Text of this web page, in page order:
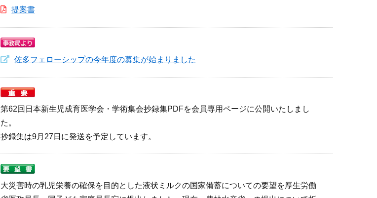
提案書
佐多フェローシップの今年度の募集が始まりました
第62回日本新生児成育医学会・学術集会抄録集PDFを会員専用ページに公開いたしまし
た。
抄録集は9月27日に発送を予定しています。
大災害時の乳児栄養の確保を目的とした液状ミルクの国家備蓄についての要望を厚生労働